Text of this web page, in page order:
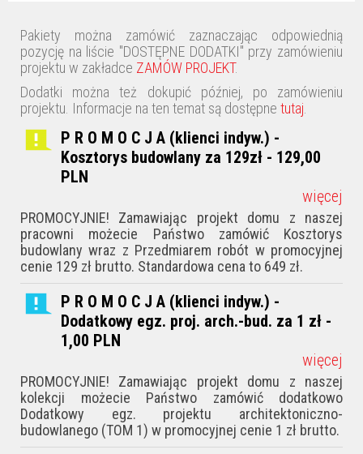
Pakiety można zamówić zaznaczając odpowiednią
pozycję na liście "DOSTĘPNE DODATKI" przy zamówieniu
projektu w zakładce ZAMÓW PROJEKT.
Dodatki można też dokupić później, po zamówieniu
projektu. Informacje na ten temat są dostępne tutaj
P R O M O C J A (klienci indyw.) -
Kosztorys budowlany za 129zł - 129,00
PLN
więcej
PROMOCYJNIE! Zamawiając projekt domu z naszej
pracowni możecie Państwo zamówić Kosztorys
budowlany wraz z Przedmiarem robót w promocyjnej
cenie 129 zł brutto. Standardowa cena to 649 zł.
P R O M O C J A (klienci indyw.) -
Dodatkowy egz. proj. arch.-bud. za 1 zł -
1,00 PLN
więcej
PROMOCYJNIE! Zamawiając projekt domu z naszej
kolekcji możecie Państwo zamówić dodatkowo
Dodatkowy egz. projektu architektoniczno-
budowlanego (TOM 1) w promocyjnej cenie 1 zł brutto.